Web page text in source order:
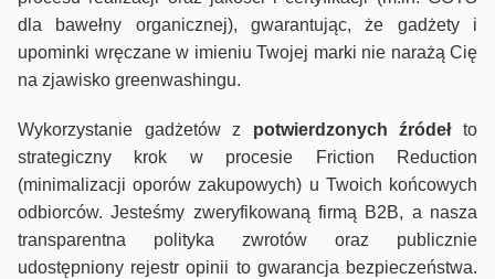
dla bawełny organicznej), gwarantując, że gadżety i
upominki wręczane w imieniu Twojej marki nie narażą Cię
na zjawisko greenwashingu.
Wykorzystanie gadżetów z potwierdzonych źródełto
strategiczny krok w procesie Friction Reduction
(minimalizacji oporów zakupowych) u Twoich końcowych
odbiorców. Jesteśmy zweryfikowaną firmą B2B, a nasza
transparentna polityka zwrotów oraz publicznie
udostępniony rejestr opinii to gwarancja bezpieczeństwa.